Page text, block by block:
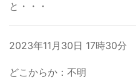
と・・・
2023年11月30日 17時30分
どこからか：不明